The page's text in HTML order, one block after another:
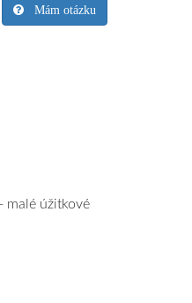
Mám otázku
malé úžitkové